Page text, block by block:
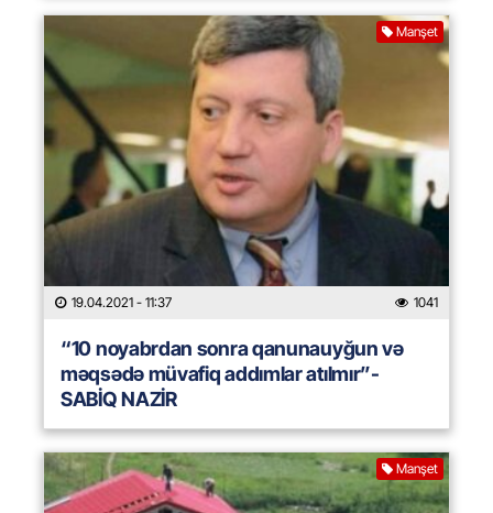
Manşet
19.04.2021 - 11:37 1041
“10 noyabrdan sonra qanunauyğun və
məqsədə müvafiq addımlar atılmır”-
SABİQ NAZİR
Manşet